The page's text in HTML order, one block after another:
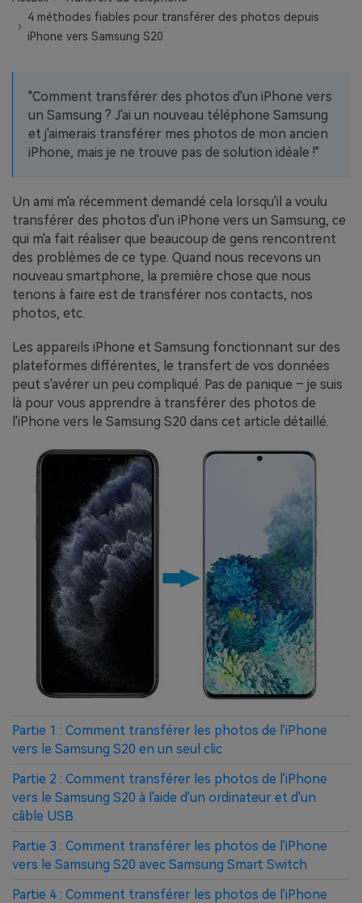
EXPLOREZ PLUS DE SUJETS
Plan Éducation
4 méthodes fiables pour transférer des photos depuis
iPhone vers Samsung S20
"Comment transférer des photos d'un iPhone vers
un Samsung ? J'ai un nouveau téléphone Samsung
et j'aimerais transférer mes photos de mon ancien
iPhone, mais je ne trouve pas de solution idéale !"
Un ami m'a récemment demandé cela lorsqu'il a voulu
transférer des photos d'un iPhone vers un Samsung, ce
qui m'a fait réaliser que beaucoup de gens rencontrent
des problèmes de ce type. Quand nous recevons un
nouveau smartphone, la première chose que nous
tenons à faire est de transférer nos contacts, nos
photos, etc.
Les appareils iPhone et Samsung fonctionnant sur des
plateformes différentes, le transfert de vos données
peut s'avérer un peu compliqué. Pas de panique – je suis
là pour vous apprendre à transférer des photos de
l'iPhone vers le Samsung S20 dans cet article détaillé.
Partie 1 : Comment transférer les photos de l'iPhone
vers le Samsung S20 en un seul clic
Partie 2 : Comment transférer les photos de l'iPhone
vers le Samsung S20 à l'aide d'un ordinateur et d'un
câble USB
Partie 3 : Comment transférer les photos de l'iPhone
vers le Samsung S20 avec Samsung Smart Switch
Partie 4 : Comment transférer les photos de l'iPhone